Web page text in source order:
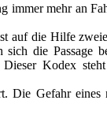
immer mehr an
auf die Hilfe
die Passage
Kodex
Gefahr eines